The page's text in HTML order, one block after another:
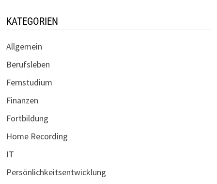
KATEGORIEN
Allgemein
Berufsleben
Fernstudium
Finanzen
Fortbildung
Home Recording
IT
Persönlichkeitsentwicklung